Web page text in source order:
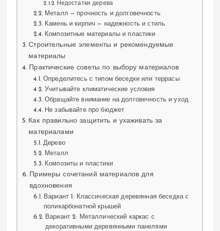
Недостатки дерева
Металл — прочность и долговечность
Камень и кирпич — надежность и стиль
Композитные материалы и пластики
Строительные элементы и рекомендуемые
материалы
Практические советы по выбору материалов
Определитесь с типом беседки или террасы
Учитывайте климатические условия
Обращайте внимание на долговечность и уход
Не забывайте про бюджет
Как правильно защитить и ухаживать за
материалами
Дерево
Металл
Композиты и пластики
Примеры сочетаний материалов для
вдохновения
Вариант 1: Классическая деревянная беседка с
поликарбонатной крышей
Вариант 2: Металлический каркас с
декоративными деревянными панелями